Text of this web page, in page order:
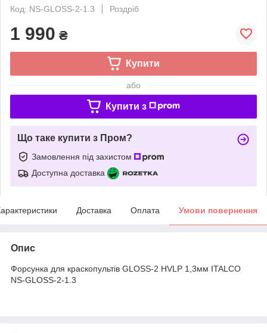
Код: NS-GLOSS-2-1.3
Роздріб
1 990 ₴
Купити
або
Купити з
Що таке купити з Пром?
Замовлення під захистом
Доступна доставка
Доставка Оплата Умови повернення
Опис
Форсунка для краскопультів GLOSS-2 HVLP 1,3мм ITALCO
NS-GLOSS-2-1.3